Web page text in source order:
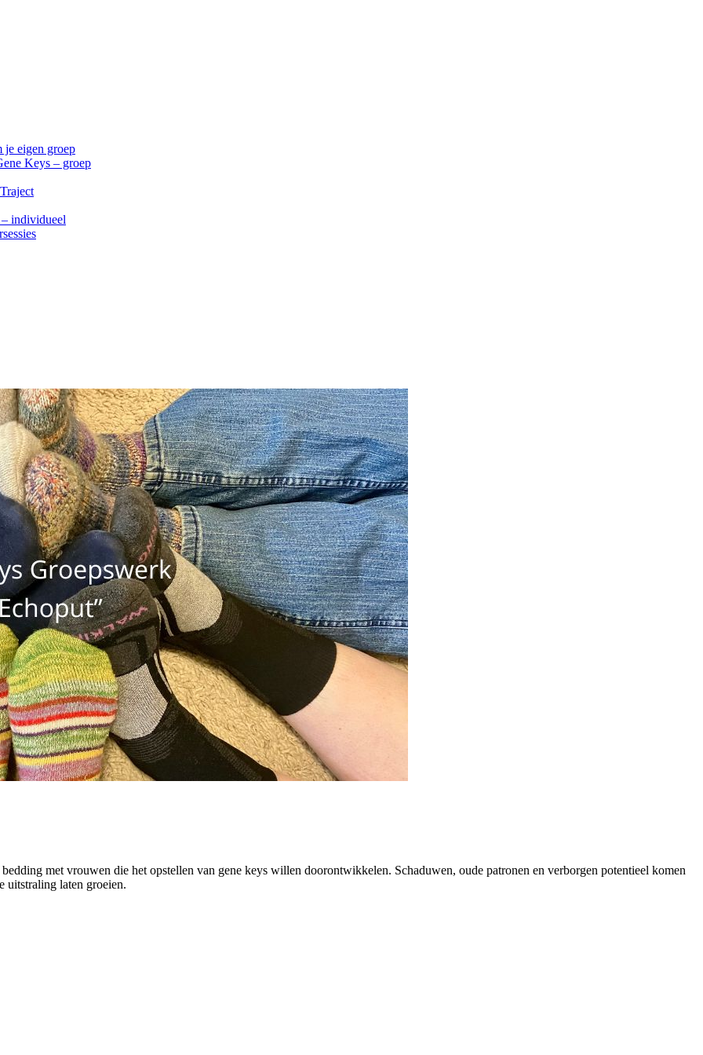
je eigen groep
Keys – groep
individueel
met vrouwen die het opstellen van gene keys willen doorontwikkelen. Schaduwen, oude patronen en verborgen potentieel komen
uitstraling laten groeien.